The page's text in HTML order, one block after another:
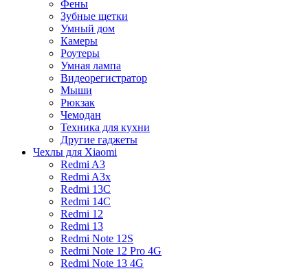
Фены
Зубные щетки
Умный дом
Камеры
Роутеры
Умная лампа
Видеорегистратор
Мыши
Рюкзак
Чемодан
Техника для кухни
Другие гаджеты
Чехлы для Xiaomi
Redmi A3
Redmi A3x
Redmi 13C
Redmi 14C
Redmi 12
Redmi 13
Redmi Note 12S
Redmi Note 12 Pro 4G
Redmi Note 13 4G